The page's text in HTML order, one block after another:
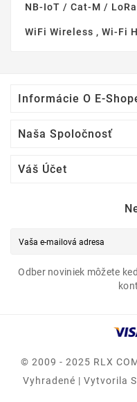
NB-IoT / Cat-M /
WiFi Wireless , Wi-Fi
Informácie O E-
Naša Spoločnosť
Váš Účet
Odber noviniek môžete
© 2009 - 2025 RLX
Vyhradené | Vytvorila